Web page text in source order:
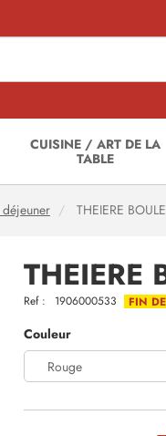
CUISINE / ART DE LA
TABLE
THEIERE
THEIERE
Ref : 1906000533 FIN
Couleur
Rouge